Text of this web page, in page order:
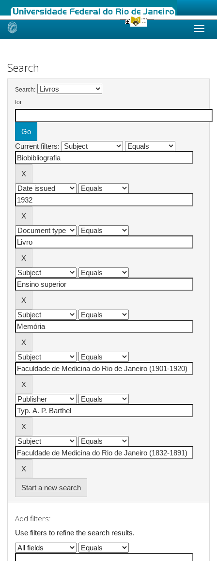
Skip
Search
Search:
for
Current filters:
Start a new search
Add filters:
Use filters to refine the search results.